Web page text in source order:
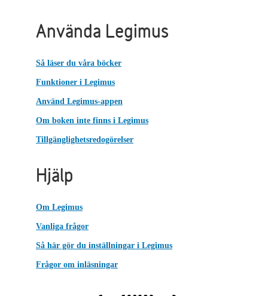
Använda Legimus
Så läser du våra böcker
Funktioner i Legimus
Använd Legimus-appen
Om boken inte finns i Legimus
Tillgänglighetsredogörelser
Hjälp
Om Legimus
Vanliga frågor
Så här gör du inställningar i Legimus
Frågor om inläsningar